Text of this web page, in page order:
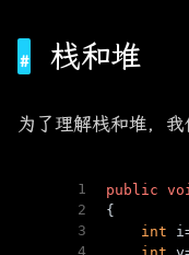
栈和堆
为了理解栈和堆，
1
2
3
4
public
{
int